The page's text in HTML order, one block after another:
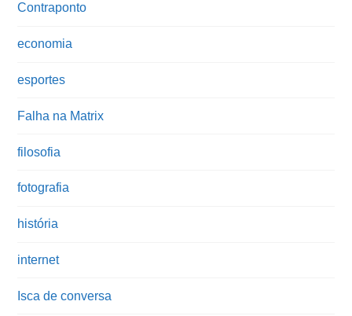
Contraponto
economia
esportes
Falha na Matrix
filosofia
fotografia
história
internet
Isca de conversa